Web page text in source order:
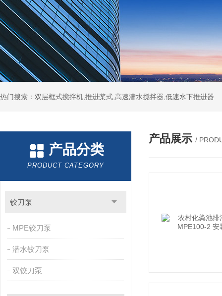
热门搜索：双层框式搅拌机,推进桨式,高速潜水搅拌器,低速水下推进器
产品分类
PRODUCT CATEGORY
铰刀泵
MPE铰刀泵
潜水铰刀泵
双铰刀泵
产品展示 /